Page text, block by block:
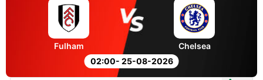
02:00- 25-08-2026
Fulham Chelsea